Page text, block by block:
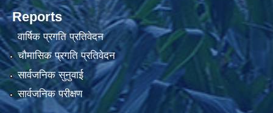
Reports
वार्षिक प्रगति प्रतिवेदन
चौमासिक प्रगति प्रतिवेदन
सार्वजनिक सुनुवाई
सार्वजनिक परीक्षण